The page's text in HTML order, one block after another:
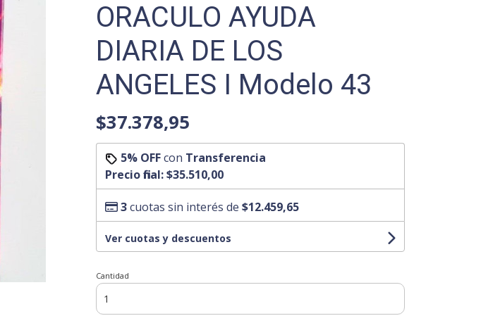
ORACULO AYUDA
DIARIA DE LOS
ANGELES I Modelo 43
$37.378,95
5% OFFcon Transferencia
Precio final:$35.510,00
3cuotas sin interés de $12.459,65
Ver cuotas y descuentos
Cantidad